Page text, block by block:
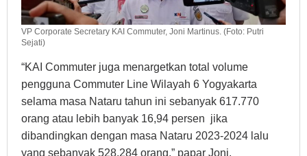
VP Corporate Secretary KAI Commuter, Joni Martinus. (Foto: Putri
Sejati)
“KAI Commuter juga menargetkan total volume
pengguna Commuter Line Wilayah 6 Yogyakarta
selama masa Nataru tahun ini sebanyak 617.770
orang atau lebih banyak 16,94 persen jika
dibandingkan dengan masa Nataru 2023-2024 lalu
yang sebanyak 528.284 orang,” papar Joni.